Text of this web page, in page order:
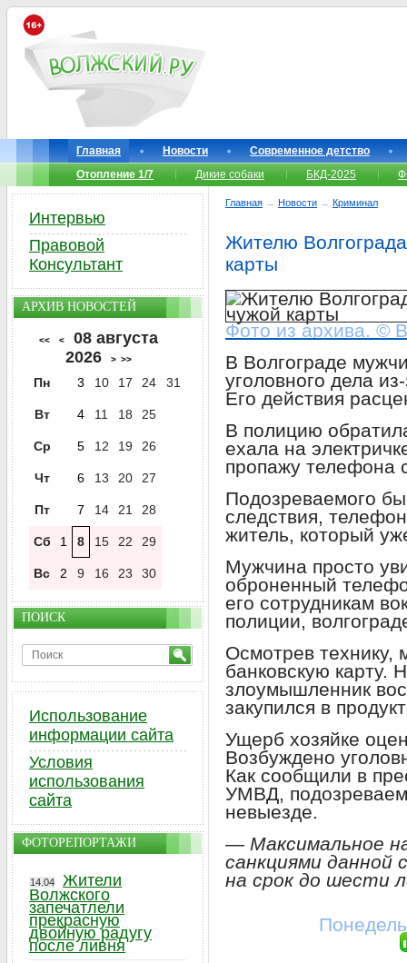
Главная Новости
Современное детство
Отопление 1/7
Дикие собаки БКД-2025
Главная → Новости → Криминал
Жителю
карты
Фото из архива. ©
В Волгограде
уголовного дела
Его действия
В полицию
ехала на
пропажу телефона
Подозреваемого
следствия,
житель, который
Мужчина просто
оброненный
его сотрудникам
полиции,
Осмотрев
банковскую карту.
злоумышленник
закупился в
Ущерб хозяйке
Возбуждено
Как сообщили в
УМВД,
невыезде.
— Максимальное
санкциями данной
на срок до шести
Интервью
Правовой
Консультант
АРХИВ НОВОСТЕЙ
<< <
08 августа
2026
> >>
Пн 3 10 17 24 31
Вт 4 11 18 25
Ср 5 12 19 26
Чт 6 13 20 27
Пт 7 14 21 28
Сб 1 8 15 22 29
Вс 2 9 16 23 30
ПОИСК
Использование
информации сайта
Условия
использования
сайта
ФОТОРЕПОРТАЖИ
14.04
Жители
Волжского
запечатлели
прекрасную
двойную радугу
после ливня